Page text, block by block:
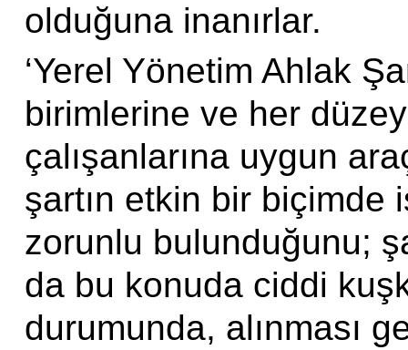
olduğuna inanırlar.
‘Yerel Yönetim Ahlak
birimlerine ve her
çalışanlarına uygun
şartın etkin bir biçimde
zorunlu bulunduğunu;
da bu konuda ciddi
durumunda, alınması